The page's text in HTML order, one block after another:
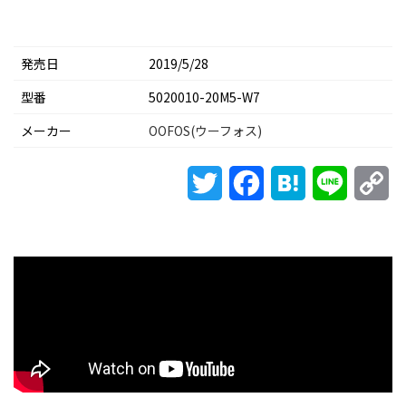
発売日
2019/5/28
型番
5020010-20M5-W7
メーカー
OOFOS(ウーフォス)
Twitter FacebookHatena Line